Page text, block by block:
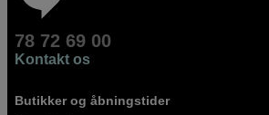
78 72 69 00
Kontakt os
Butikker og åbningstider